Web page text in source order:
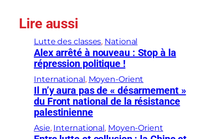
Lire aussi
Lutte des classes, National
Alex arrêté à nouveau : Stop à la
répression politique !
International , Moyen-Orient
Il n’y aura pas de « désarmement »
du Front national de la résistance
palestinienne
Asie, International , Moyen-Orient